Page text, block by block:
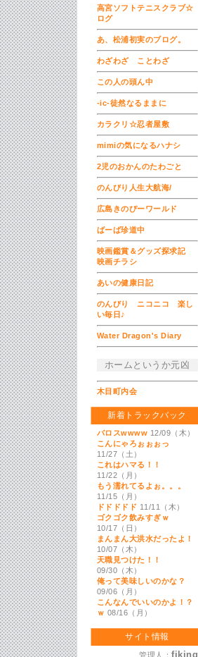
高宮ソフトテニスクラブ☆
ログ
あ、松浦初実のブログ。
わざわざ ことわざ
この人の頭ん中
-ic-徒然なるままに
カラクリ☆忍者屋敷
mimiの気になるハナシ
2児のおかんのたわごと
のんびり人生大航海/
広島きのぴーワールド
ばーば珍道中
映画鑑賞＆グッズ探求記
映画チラシ
あいの健康日記
のんびり ニコニコ 楽し
い毎日♪
Water Dragon's Diary
ホームというか元凶
木目町内会
新着トラックバック
バロスwwww 12/09（木）
こんにゃろぉぉぉっ
11/27（土）
これはハマる！！
11/22（月）
もう濡れてるよぉ。。。
11/15（月）
ドドドドド 11/11（木）
ゴクゴク飲みすぎｗ
10/17（日）
まんまん大洪水だったよ！
10/07（木）
天職見つけた！！
09/30（木）
俺って美味しいのかな？
09/06（月）
こんなんでいいのかよ！？
ｗ 08/16（月）
サイト情報
管理人： fiking